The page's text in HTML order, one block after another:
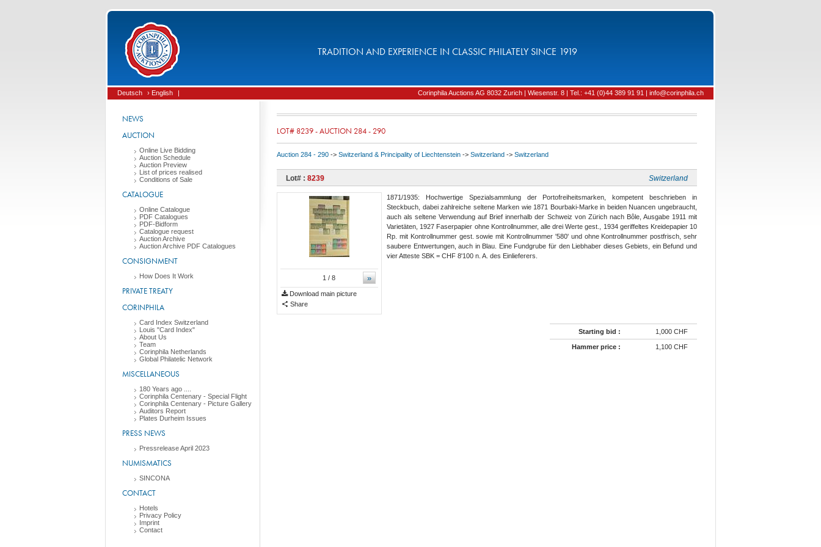
TRADITION AND EXPERIENCE IN CLASSIC PHILATELY SINCE 1919
Deutsch › English | Corinphila Auctions AG 8032 Zurich | Wiesenstr. 8 | Tel.: +41 (0)44 389 91 91 | info@corinphila.ch
NEWS
AUCTION
Online Live Bidding
Auction Schedule
Auction Preview
List of prices realised
Conditions of Sale
CATALOGUE
Online Catalogue
PDF Catalogues
PDF-Bidform
Catalogue request
Auction Archive
Auction Archive PDF Catalogues
CONSIGNMENT
How Does It Work
PRIVATE TREATY
CORINPHILA
Card Index Switzerland
Louis "Card Index"
About Us
Team
Corinphila Netherlands
Global Philatelic Network
MISCELLANEOUS
180 Years ago ....
Corinphila Centenary - Special Flight
Corinphila Centenary - Picture Gallery
Auditors Report
Plates Durheim Issues
PRESS NEWS
Pressrelease April 2023
NUMISMATICS
SINCONA
CONTACT
Hotels
Privacy Policy
Imprint
Contact
LOT# 8239 - AUCTION 284 - 290
Auction 284 - 290 -> Switzerland & Principality of Liechtenstein -> Switzerland -> Switzerland
Lot# : 8239 Switzerland
»
1 / 8
Download main picture
Share
1871/1935: Hochwertige Spezialsammlung der Portofreiheitsmarken, kompetent beschrieben in
Steckbuch, dabei zahlreiche seltene Marken wie 1871 Bourbaki-Marke in beiden Nuancen ungebraucht,
auch als seltene Verwendung auf Brief innerhalb der Schweiz von Zürich nach Bôle, Ausgabe 1911 mit
Varietäten, 1927 Faserpapier ohne Kontrollnummer, alle drei Werte gest., 1934 geriffeltes Kreidepapier 10
Rp. mit Kontrollnummer gest. sowie mit Kontrollnummer '580' und ohne Kontrollnummer postfrisch, sehr
saubere Entwertungen, auch in Blau. Eine Fundgrube für den Liebhaber dieses Gebiets, ein Befund und
vier Atteste SBK = CHF 8'100 n. A. des Einlieferers.
Starting bid : 1,000 CHF
Hammer price : 1,100 CHF